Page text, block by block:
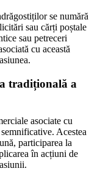
se numără
sau cărți poștale
sau petreceri
cu această
tradițională a
asociate cu
Acestea
participarea la
în acțiuni de